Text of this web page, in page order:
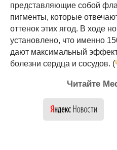
представляющие собой
пигменты, которые
оттенок этих ягод. В ходе
установлено, что именно
дают максимальный
болезни сердца и сосудов. (
Читайте